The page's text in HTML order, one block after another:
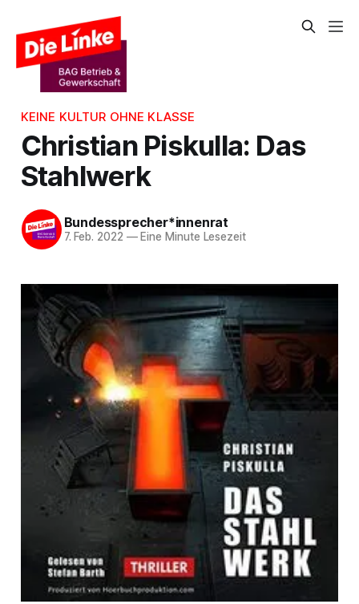
KEINE KULTUR OHNE KLASSE
Christian Piskulla: Das
Stahlwerk
Bundessprecher*innenrat
7. Feb. 2022 —Eine Minute Lesezeit